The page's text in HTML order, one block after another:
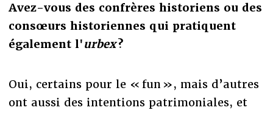
Avez-vous des confrères historiens ou des
consœurs historiennes qui pratiquent
également l'urbex?
Oui, certains pour le « fun », mais d’autres
ont aussi des intentions patrimoniales, et